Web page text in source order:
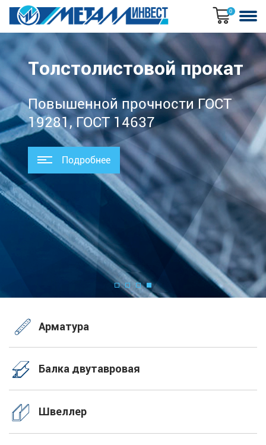
0
Толстолистовой прокат
Повышенной прочности ГОСТ
19281, ГОСТ 14637
Подробнее
Арматура
Балка двутавровая
Швеллер